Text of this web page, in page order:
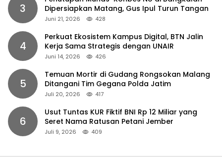
3
Dipersiapkan Matang, Gus Ipul Turun Tangan
Juni 21, 2026 428
4
Perkuat Ekosistem Kampus Digital, BTN Jalin
Kerja Sama Strategis dengan UNAIR
Juni 14, 2026 426
5
Temuan Mortir di Gudang Rongsokan Malang
Ditangani Tim Gegana Polda Jatim
Juli 20, 2026 417
6
Usut Tuntas KUR Fiktif BNI Rp 12 Miliar yang
Seret Nama Ratusan Petani Jember
Juli 9, 2026 409